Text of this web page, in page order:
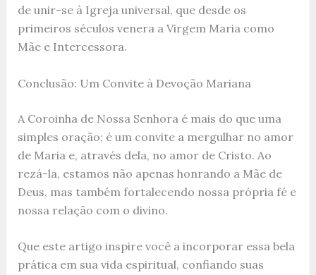
de unir-se à Igreja universal, que desde os
primeiros séculos venera a Virgem Maria como
Mãe e Intercessora.
Conclusão: Um Convite à Devoção Mariana
A Coroinha de Nossa Senhora é mais do que uma
simples oração; é um convite a mergulhar no amor
de Maria e, através dela, no amor de Cristo. Ao
rezá-la, estamos não apenas honrando a Mãe de
Deus, mas também fortalecendo nossa própria fé e
nossa relação com o divino.
Que este artigo inspire você a incorporar essa bela
prática em sua vida espiritual, confiando suas